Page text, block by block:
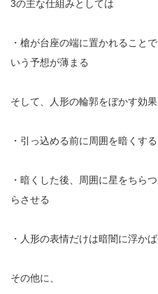
3の主な仕組みとしては
・槍が台座の端に置かれること
いう予想が薄まる
そして、人形の輪郭をぼかす効
・引っ込める前に周囲を暗くする
・暗くした後、周囲に星をちら
らさせる
・人形の表情だけは暗闇に浮か
その他に、